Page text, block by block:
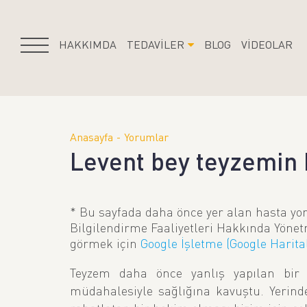
HAKKIMDA TEDAVİLER BLOG VİDEOLAR
Anasayfa Yorumlar
Levent bey
* Bu sayfada daha önce yer alan hasta
Bilgilendirme Faaliyetleri Hakkında
görmek için Google İşletme (Google
Teyzem daha önce yanlış yapılan
müdahalesiyle sağlığına kavuştu.